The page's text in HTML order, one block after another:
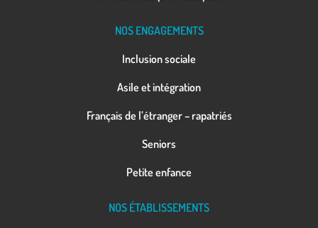
NOS ENGAGEMENTS
Inclusion sociale
Asile et intégration
Français de l’étranger – rapatriés
Seniors
Petite enfance
NOS ÉTABLISSEMENTS